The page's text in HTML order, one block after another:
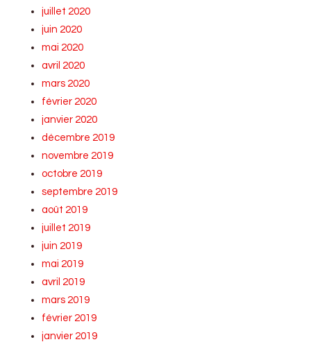
juillet 2020
juin 2020
mai 2020
avril 2020
mars 2020
février 2020
janvier 2020
décembre 2019
novembre 2019
octobre 2019
septembre 2019
août 2019
juillet 2019
juin 2019
mai 2019
avril 2019
mars 2019
février 2019
janvier 2019